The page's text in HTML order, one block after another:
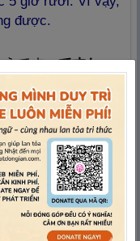
được.
うです。ですか
すよ。
nói là sẽ mưa từ
thì tốt hơn đấy.
すから 申
も
し訳
Nghĩa: Phiên dịch, lý do,
nguyên nhân
わけ
あり
出席
しゅっせき
できませ
xin lỗi nhưng